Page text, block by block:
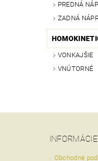
PREDNÁ
ZADNÁ
VONKAJŠIE
VNÚTORNÉ
Obchodné